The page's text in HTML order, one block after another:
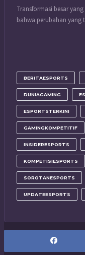
Transformasi besar
bahwa perubahan yang
BERITAESPORTS
DUNIAGAMING
ESPORTSTERKINI
GAMINGKOMPETITIF
INSIDERESPORTS
KOMPETISIESPORTS
SOROTANESPORTS
UPDATEESPORTS